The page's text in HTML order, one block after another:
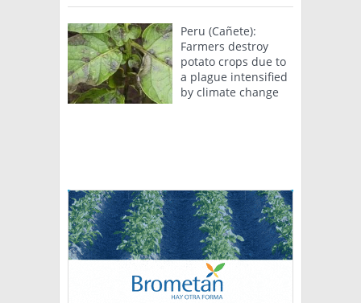
Peru (Cañete):
Farmers destroy
potato crops due to
a plague intensified
by climate change